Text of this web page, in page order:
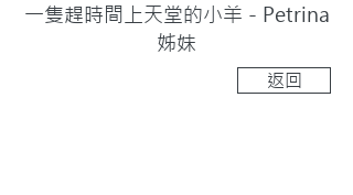
一隻趕時間上天堂的小羊－Petrina
姊妹
返回